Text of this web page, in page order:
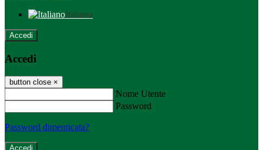
Italiano
Accedi
Accedi
button close ×
Nome Utente
Password
Password dimenticata?